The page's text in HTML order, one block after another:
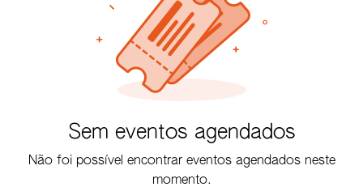
Sem eventos agendados
Não foi possível encontrar eventos agendados neste
momento.